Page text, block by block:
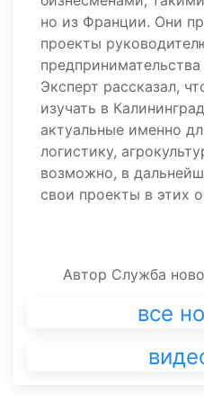
но из Франции. Они
проекты
Эксперт рассказал,
изучать в
актуальные именно
логистику,
возможно, в
свои проекты в этих
Автор Служба
все